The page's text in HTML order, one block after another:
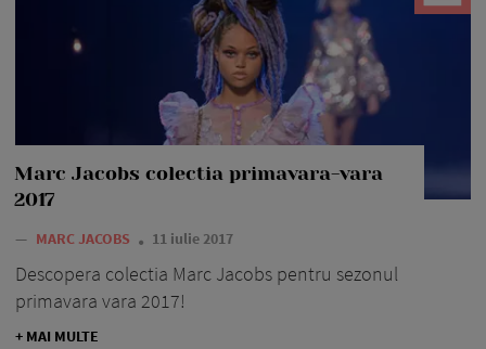
Marc Jacobs colectia primavara-vara
2017
— MARC JACOBS 11 iulie 2017
Descopera colectia Marc Jacobs pentru sezonul
primavara vara 2017!
+ MAI MULTE